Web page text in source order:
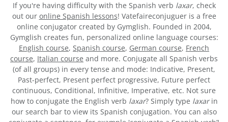
If you're having difficulty with the Spanish verb laxar, check
out our online Spanish lessons! Vatefaireconjuguer is a free
online conjugator created by Gymglish. Founded in 2004,
Gymglish creates fun, personalized online language courses:
English course, Spanish course, German course, French
course, Italian course and more. Conjugate all Spanish verbs
(of all groups) in every tense and mode: Indicative, Present,
Past-perfect, Present perfect progressive, Future perfect
continuous, Conditional, Infinitive, Imperative, etc. Not sure
how to conjugate the English verb laxar? Simply type laxarin
our search bar to view its Spanish conjugation. You can also